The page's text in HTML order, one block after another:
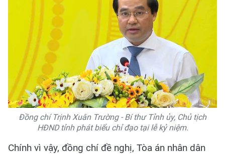
Đồng chí Trịnh Xuân Trường - Bí thư Tỉnh ủy, Chủ tịch
HĐND tỉnh phát biểu chỉ đạo tại lễ kỷ niệm.
Chính vì vậy, đồng chí đề nghị, Tòa án nhân dân